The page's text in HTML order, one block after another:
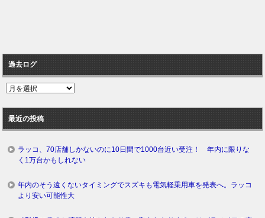
過去ログ
過
ロ
グ
最近の投稿
ラッコ、70店舗しかないのに10日間で1000台近い受注！ 年内に限りな
く1万台かもしれない
年内のそう遠くないタイミングでスズキも電気軽乗用車を発表へ。ラッコ
より安い可能性大